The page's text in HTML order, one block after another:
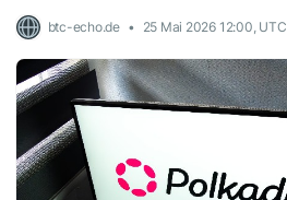
btc-echo.de 25 Mai 2026 12:00, UTC